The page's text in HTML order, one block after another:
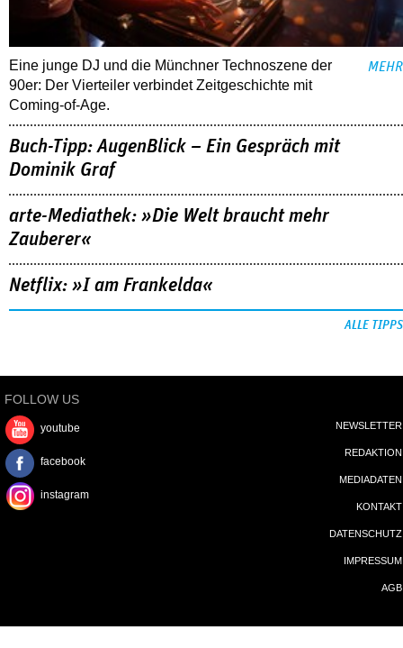
Eine junge DJ und die Münchner Technoszene der
90er: Der Vierteiler verbindet Zeitgeschichte mit
Coming-of-Age.
MEHR
Buch-Tipp: AugenBlick – Ein Gespräch mit
Dominik Graf
arte-Mediathek: »Die Welt braucht mehr
Zauberer«
Netflix: »I am Frankelda«
ALLE TIPPS
FOLLOW US
youtube
facebook
instagram
NEWSLETTER
REDAKTION
MEDIADATEN
KONTAKT
DATENSCHUTZ
IMPRESSUM
AGB